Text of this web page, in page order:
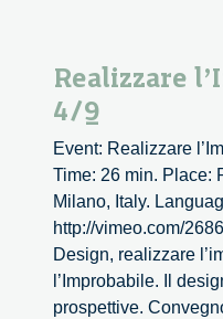
Realizzare
4/9
Event: Realizzare
Time: 26 min. Place:
Milano, Italy.
http://vimeo.com/
Design, realizzare
l’Improbabile. Il
prospettive.